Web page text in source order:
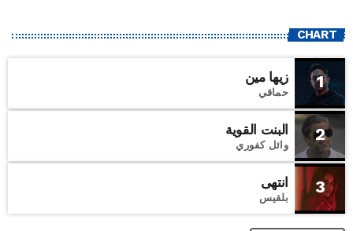
CHART
1 زيها مين
حماقي
2 البنت القوية
وائل كفوري
3 انتهى
بلقيس